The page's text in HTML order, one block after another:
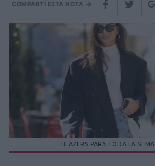
COMPARTÍ ESTA NOTA
BLAZERS PARA TODA LA